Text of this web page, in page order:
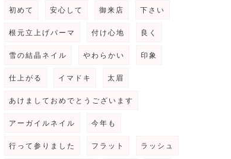
初めて 安心して 御来店 下さい
根元立上げパーマ 付け心地 良く
雪の結晶ネイル やわらかい 印象
仕上がる イマドキ 太眉
あけましておめでとうございます
アーガイルネイル 今年も
行って参りました フラット ラッシュ